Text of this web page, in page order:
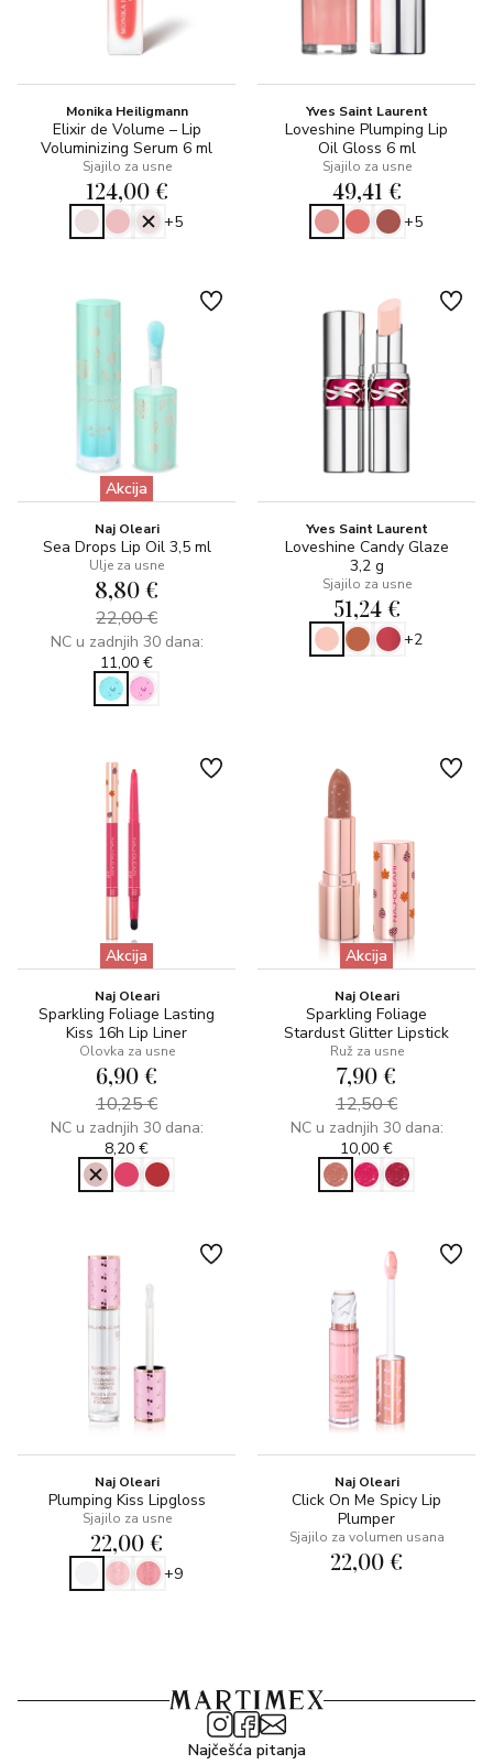
Monika Heiligmann
Elixir de Volume – Lip
Voluminizing Serum 6 ml
Sjajilo za usne
124,00 €
+5
Yves Saint Laurent
Loveshine Plumping Lip
Oil Gloss 6 ml
Sjajilo za usne
49,41 €
+5
Akcija
Naj Oleari
Sea Drops Lip Oil 3,5 ml
Ulje za usne
8,80 €
22,00 €
NC u zadnjih 30 dana:
11,00 €
Yves Saint Laurent
Loveshine Candy Glaze
3,2 g
Sjajilo za usne
51,24 €
+2
Akcija
Naj Oleari
Sparkling Foliage Lasting
Kiss 16h Lip Liner
Olovka za usne
6,90 €
10,25 €
NC u zadnjih 30 dana:
8,20 €
Akcija
Naj Oleari
Sparkling Foliage
Stardust Glitter Lipstick
Ruž za usne
7,90 €
12,50 €
NC u zadnjih 30 dana:
10,00 €
Naj Oleari
Plumping Kiss Lipgloss
Sjajilo za usne
22,00 €
+9
Naj Oleari
Click On Me Spicy Lip
Plumper
Sjajilo za volumen usana
22,00 €
Najčešća pitanja